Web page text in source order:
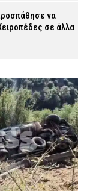
να
σε άλλα
με φορτηγό –
έκρυβε τη σορό